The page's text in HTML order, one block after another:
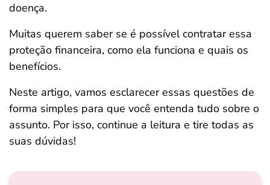
doença.
Muitas querem saber se é possível contratar essa
proteção financeira, como ela funciona e quais os
benefícios.
Neste artigo, vamos esclarecer essas questões de
forma simples para que você entenda tudo sobre o
assunto. Por isso, continue a leitura e tire todas as
suas dúvidas!